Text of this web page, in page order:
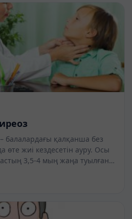
балалардағы қалқанша без
жиі кездесетін ауру. Осы
3,5-4 мың жаңа туылған…